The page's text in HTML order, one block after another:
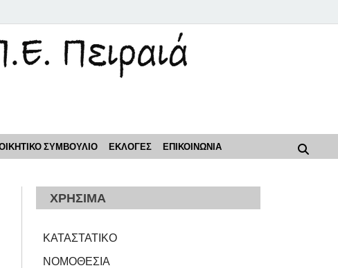
ΣΥΜΒΟΥΛΙΟ ΕΚΛΟΓΕΣ ΕΠΙΚΟΙΝΩΝΙΑ
ΧΡΗΣΙΜΑ
ΚΑΤΑΣΤΑΤΙΚΟ
ΝΟΜΟΘΕΣΙΑ